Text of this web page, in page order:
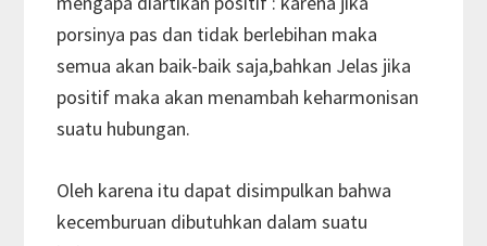
porsinya pas dan tidak berlebihan maka
semua akan baik-baik saja,bahkan Jelas jika
positif maka akan menambah keharmonisan
suatu hubungan.
Oleh karena itu dapat disimpulkan bahwa
kecemburuan dibutuhkan dalam suatu